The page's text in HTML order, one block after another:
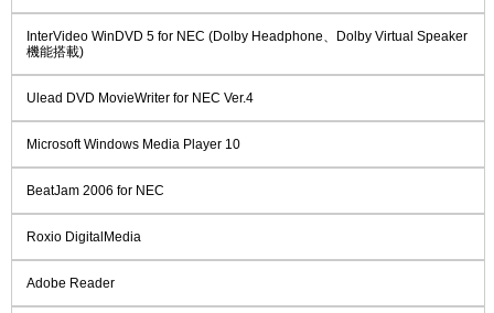
InterVideo WinDVD 5 for NEC (Dolby Headphone、Dolby Virtual Speaker
機能搭載)
Ulead DVD MovieWriter for NEC Ver.4
Microsoft Windows Media Player 10
BeatJam 2006 for NEC
Roxio DigitalMedia
Adobe Reader